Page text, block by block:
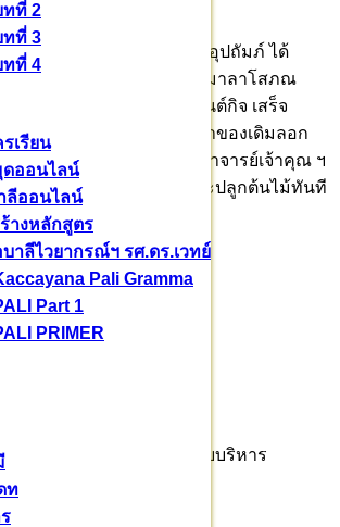
ทที่ 2
ทที่ 3
ทที่ 4
เรียน
ออนไลน์
ลีออนไลน์
างหลักสูตร
าลีไวยากรณ์ฯ รศ.ดร.เวทย์
Pali Gramma
Part 1
PRIMER
ท
พระธรรมวชิราจารย์ และผู้อุปถัมภ์ ได้
ย์ โครงการสร้างวัดสุวรรณมาลาโสภณ
ยาบาลศากยบุตรโสภณอนันต์กิจ เสร็จ
ที่ประมาณ ๕ ไร่ เป็นบ่อ ที่เจ้าของเดิมลอก
ถมปรับดินให้เสมอกัน ท่านอาจารย์เจ้าคุณ ฯ
เคลียร์พื้นที่ ปรับภูมิทัศน์ และปลูกต้นไม้ทันที
ลายา
ย์​ รศ.ดร.ผู้ช่วยอธิการบดีฝ่ายบริหาร
๓